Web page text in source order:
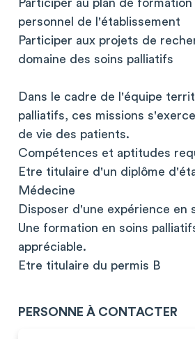
Participer au plan de
personnel de l'établissement
Participer aux projets de
domaine des soins palliatifs
Dans le cadre de l'équipe
palliatifs, ces missions
de vie des patients.
Compétences et aptitudes
Etre titulaire d'un diplôme
Médecine
Disposer d'une expérience en
Une formation en soins
appréciable.
Etre titulaire du permis B
PERSONNE À CONTACTER